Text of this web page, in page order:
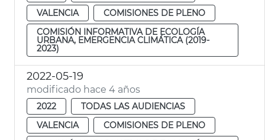
VALENCIA
COMISIONES DE PLENO
COMISIÓN INFORMATIVA DE ECOLOGÍA
URBANA, EMERGENCIA CLIMÁTICA (2019-
2023)
2022-05-19
modificado hace 4 años
2022
TODAS LAS AUDIENCIAS
VALENCIA
COMISIONES DE PLENO